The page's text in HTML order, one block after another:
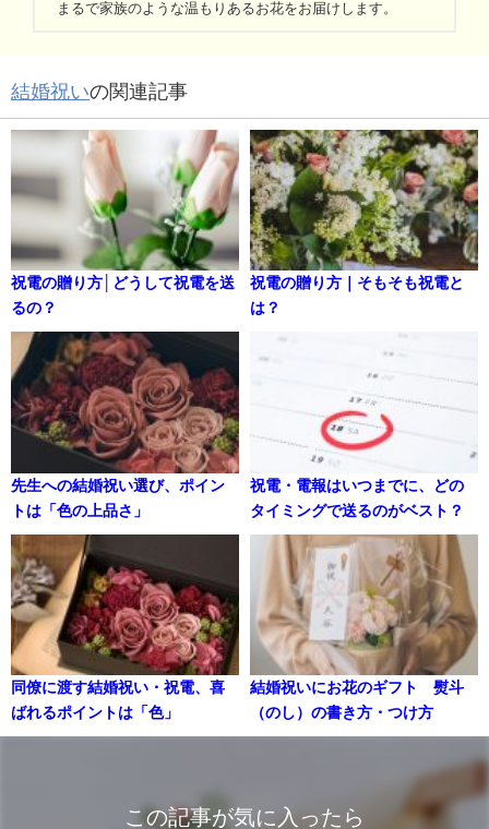
まるで家族のような温もりあるお花をお届けします。
結婚祝いの関連記事
祝電の贈り方│どうして祝電を送
るの？
祝電の贈り方｜そもそも祝電と
は？
先生への結婚祝い選び、ポイン
トは「色の上品さ」
祝電・電報はいつまでに、どの
タイミングで送るのがベスト？
同僚に渡す結婚祝い・祝電、喜
ばれるポイントは「色」
結婚祝いにお花のギフト 熨斗
（のし）の書き方・つけ方
この記事が気に入ったら